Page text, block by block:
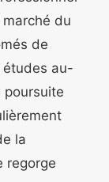
du
de
études au-
poursuite
la
regorge